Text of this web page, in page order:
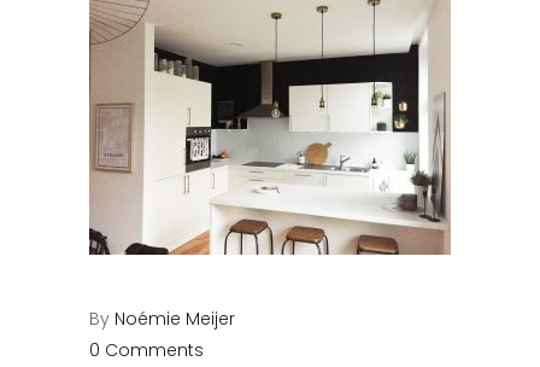
By Noémie Meijer
0 Comments